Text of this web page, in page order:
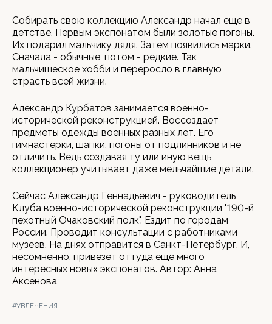
Собирать свою коллекцию Александр начал еще в
детстве. Первым экспонатом были золотые погоны.
Их подарил мальчику дядя. Затем появились марки.
Сначала - обычные, потом - редкие. Так
мальчишеское хобби и переросло в главную
страсть всей жизни.
Александр Курбатов занимается военно-
исторической реконструкцией. Воссоздает
предметы одежды военных разных лет. Его
гимнастерки, шапки, погоны от подлинников и не
отличить. Ведь создавая ту или иную вещь,
коллекционер учитывает даже мельчайшие детали.
Сейчас Александр Геннадьевич - руководитель
Клуба военно-исторической реконструкции "190-й
пехотный Очаковский полк". Ездит по городам
России. Проводит консультации с работниками
музеев. На днях отправится в Санкт-Петербург. И,
несомненно, привезет оттуда еще много
интересных новых экспонатов. Автор: Анна
Аксенова
#УВЛЕЧЕНИЯ